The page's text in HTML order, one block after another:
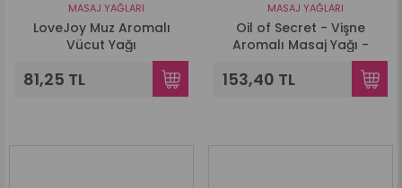
MASAJ YAĞLARI
LoveJoy Muz Aromalı
Vücut Yağı
81,25 TL
MASAJ YAĞLARI
Oil of Secret - Vişne
Aromalı Masaj Yağı -
153,40 TL